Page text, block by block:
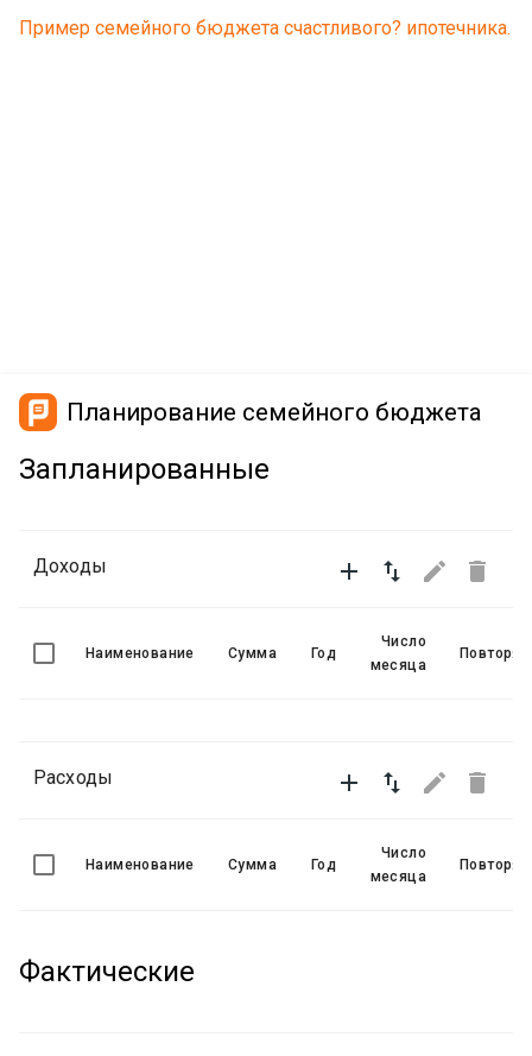
Пример семейного бюджета счастливого? ипотечника.
Планирование семейного бюджета
Запланированные
   
Доходы
Наименование Сумма Год
Число
месяца
   
Расходы
Наименование Сумма Год
Число
месяца
Фактические